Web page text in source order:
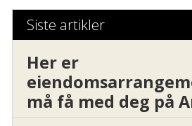
Siste artikler
Her er
må få med deg på